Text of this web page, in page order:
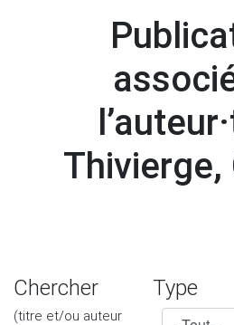
Thivierge,
Chercher
(titre et/ou auteur
Type